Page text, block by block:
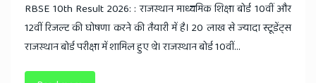
RBSE 10th Result 2026: : राजस्थान माध्यमिक शिक्षा बोर्ड 10वीं और
12वीं रिजल्ट की घोषणा करने की तैयारी में है। 20 लाख से ज्यादा स्टूडेंट्स
राजस्थान बोर्ड परीक्षा में शामिल हुए थे। राजस्थान बोर्ड 10वीं...